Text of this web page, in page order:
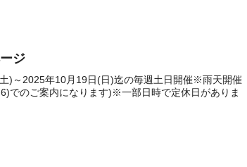
ジ
)～2025年10月19日(日)迄の毎週土日開催※雨天開催
でのご案内になります)※一部日時で定休日がありま